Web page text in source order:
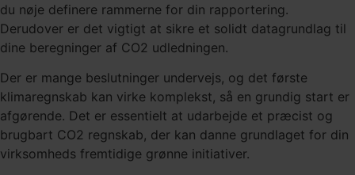
du nøje definere rammerne for din rapportering.
Derudover er det vigtigt at sikre et solidt datagrundlag til
dine beregninger af CO2 udledningen.
Der er mange beslutninger undervejs, og det første
klimaregnskab kan virke komplekst, så en grundig start er
afgørende. Det er essentielt at udarbejde et præcist og
brugbart CO2 regnskab, der kan danne grundlaget for din
virksomheds fremtidige grønne initiativer.